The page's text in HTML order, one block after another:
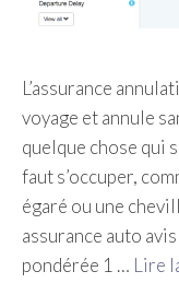
L’assurance
voyage et annule
quelque chose qui
faut s’occuper,
égaré ou une
assurance auto
pondérée 1 … Lire